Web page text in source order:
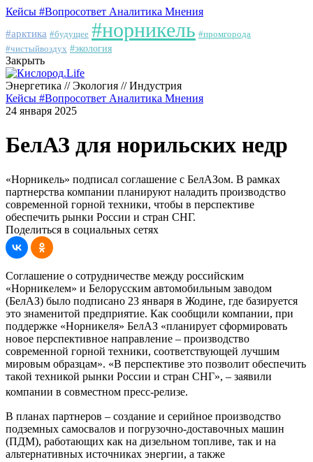
Кейсы #Вопросответ Аналитика Мнения
#арктика #будущее #норникель #промгорода
#чистыйвоздух #экология
Закрыть
Энергетика // Экология // Индустрия
Кейсы #Вопросответ Аналитика Мнения
24 января 2025
БелАЗ для норильских недр
«Норникель» подписал соглашение с БелАЗом. В рамках
партнерства компании планируют наладить производство
современной горной техники, чтобы в перспективе
обеспечить рынки России и стран СНГ.
Поделиться в социальных сетях
Соглашение о сотрудничестве между российским
«Норникелем» и Белорусским автомобильным заводом
(БелАЗ) было подписано 23 января в Жодине, где базируется
это знаменитой предприятие. Как сообщили компании, при
поддержке «Норникеля» БелАЗ «планирует сформировать
новое перспективное направление – производство
современной горной техники, соответствующей лучшим
мировым образцам». «В перспективе это позволит обеспечить
такой техникой рынки России и стран СНГ», – заявили
компании в совместном пресс-релизе.
В планах партнеров – создание и серийное производство
подземных самосвалов и погрузочно-доставочных машин
(ПДМ), работающих как на дизельном топливе, так и на
альтернативных источниках энергии, а также